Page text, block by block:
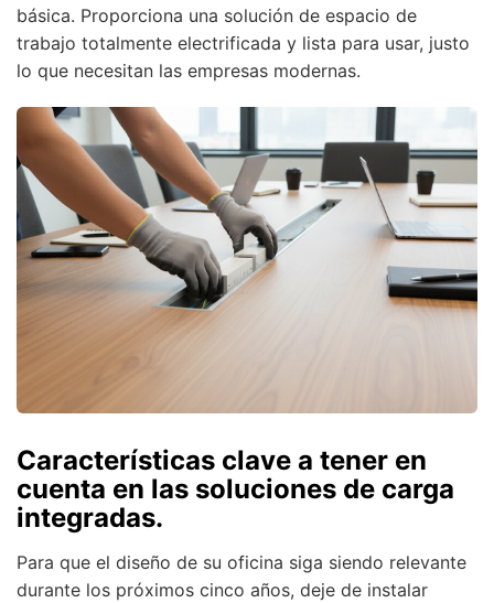
básica. Proporciona una solución de espacio de
trabajo totalmente electrificada y lista para usar, justo
lo que necesitan las empresas modernas.
Características clave a tener en
cuenta en las soluciones de carga
integradas.
Para que el diseño de su oficina siga siendo relevante
durante los próximos cinco años, deje de instalar